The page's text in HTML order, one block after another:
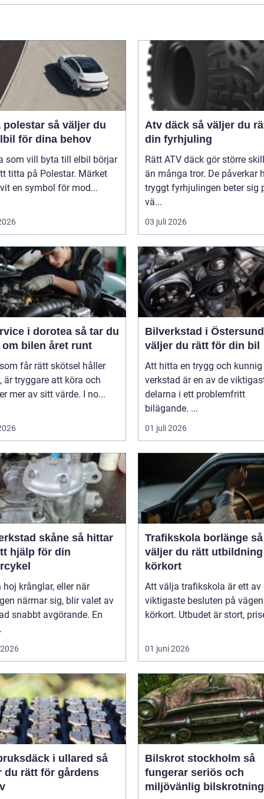
så väljer du
för dina behov
som vill byta till elbil börjar
titta på Polestar. Märket
en symbol för mod...
Atv däck så väljer du rätt för
din fyrhjuling
Rätt ATV däck gör större
än många tror. De påverkar
tryggt fyrhjulingen beter sig
vä...
03 juli 2026
i dorotea så tar du
om bilen året runt
får rätt skötsel håller
är tryggare att köra och
mer av sitt värde. I no...
Bilverkstad i Östersund
väljer du rätt för din bil
Att hitta en trygg och kunnig
verkstad är en av de
delarna i ett problemfritt
bilägande. ...
01 juli 2026
skåne så hittar
hjälp för din
hoj krånglar, eller när
närmar sig, blir valet av
snabbt avgörande. En
Trafikskola borlänge så
väljer du rätt
körkort
Att välja trafikskola är ett av
viktigaste besluten på
körkort. Utbudet är stort,
01 juni 2026
i ullared så
du rätt för gårdens
Bilskrot stockholm så
fungerar seriös och
miljövänlig bilskrotning